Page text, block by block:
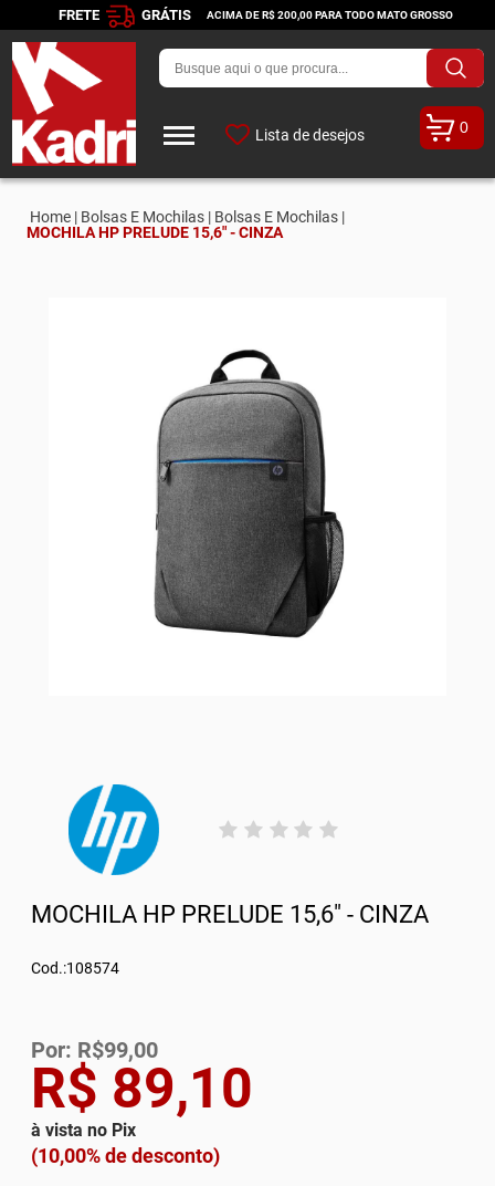
FRETE GRÁTIS ACIMA DE R$ 200,00 PARA TODO MATO GROSSO
Lista de desejos 0
Home | Bolsas E Mochilas | Bolsas E Mochilas |
MOCHILA HP PRELUDE 15,6" - CINZA
MOCHILA HP PRELUDE 15,6" - CINZA
Cod.:108574
R$ 89,10
à vista no Pix
(10,00% de desconto)
Por: R$99,00